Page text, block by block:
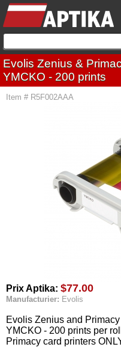
Evolis Zenius &
YMCKO - 200 prints
Item # R5F002AAA
Prix Aptika: $77.00
Manufacturier: Evolis
Evolis Zenius and
YMCKO - 200 prints per
Primacy card printers